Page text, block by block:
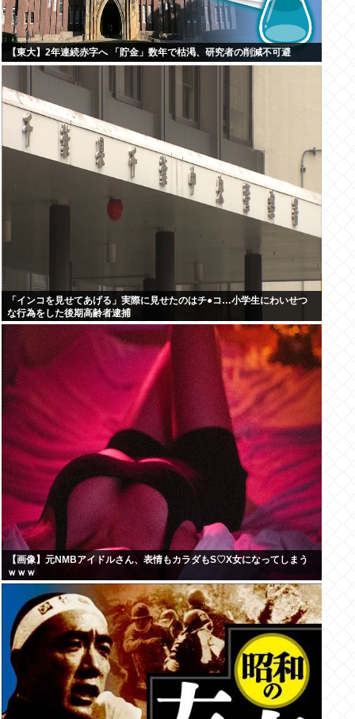
【東大】2年連続赤字へ 「貯金」数年で枯渇、研究者の削減不可避
「インコを見せてあげる」実際に見せたのはチ●コ…小学生にわいせつ
な行為をした後期高齢者逮捕
【画像】元NMBアイドルさん、表情もカラダもS♡X女になってしまう
ｗｗｗ